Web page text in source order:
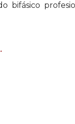
bifásico